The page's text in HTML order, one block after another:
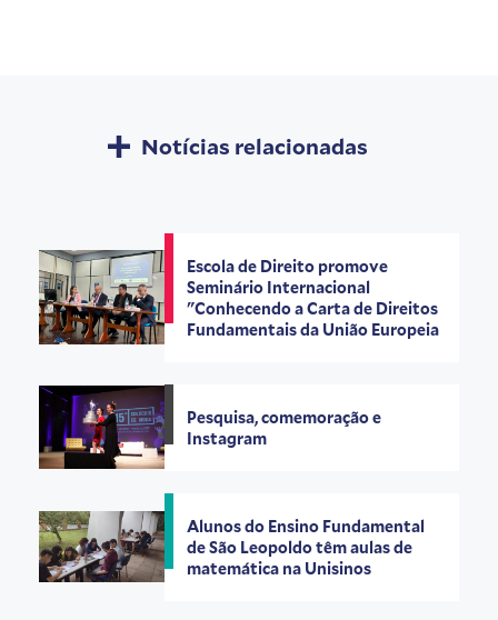
Notícias relacionadas
Escola de Direito promove
Seminário Internacional
"Conhecendo a Carta de Direitos
Fundamentais da União Europeia
Pesquisa, comemoração e
Instagram
Alunos do Ensino Fundamental
de São Leopoldo têm aulas de
matemática na Unisinos